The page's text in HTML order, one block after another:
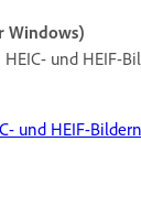
Windows)
und HEIF-
und HEIF-